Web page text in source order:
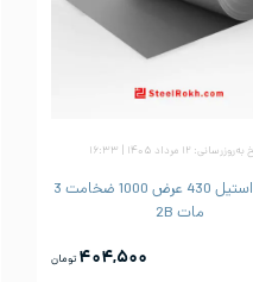
۱۲ مرداد ۱۴۰۵ | ۱۶:۳۳
ورق رول استیل 430 عرض 1000 ضخامت 3
مات 2B
۴۰۴,۵۰۰ تومان